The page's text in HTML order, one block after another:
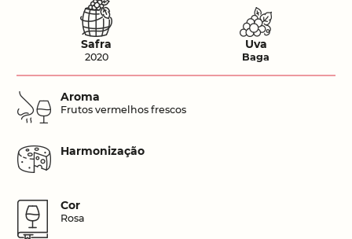
Safra
2020
Uva
Baga
Aroma
Frutos vermelhos frescos
Harmonização
Cor
Rosa